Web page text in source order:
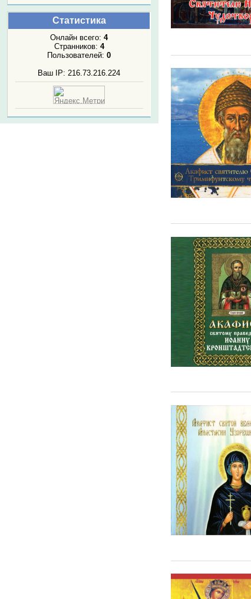
Статистика
Онлайн всего:4
Странников: 4
Пользователей:0
Ваш IP: 216.73.216.224